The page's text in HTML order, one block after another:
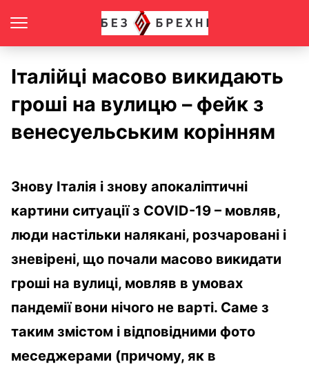
Італійці масово викидають
гроші на вулицю – фейк з
венесуельським корінням
Знову Італія і знову апокаліптичні
картини ситуації з COVID-19 – мовляв,
люди настільки налякані, розчаровані і
зневірені, що почали масово викидати
гроші на вулиці, мовляв в умовах
пандемії вони нічого не варті. Саме з
таким змістом і відповідними фото
меседжерами (причому, як в